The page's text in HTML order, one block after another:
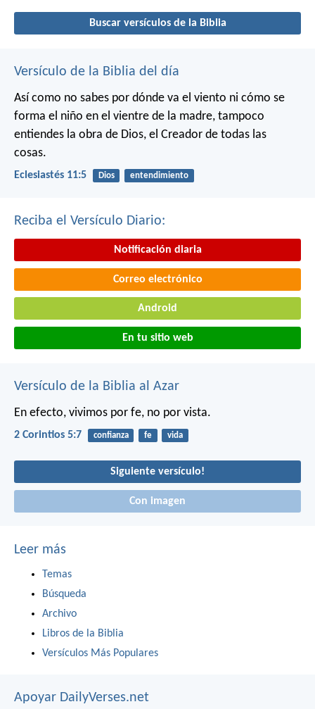
Buscar versículos de la Biblia
Versículo de la Biblia del día
Así como no sabes por dónde va el viento ni cómo se
forma el niño en el vientre de la madre, tampoco
entiendes la obra de Dios, el Creador de todas las
cosas.
Eclesiastés 11:5 Dios entendimiento
Reciba el Versículo Diario:
Notificación diaria
Correo electrónico
Android
En tu sitio web
Versículo de la Biblia al Azar
En efecto, vivimos por fe, no por vista.
2 Corintios 5:7 confianza fe vida
Siguiente versículo!
Con imagen
Leer más
Temas
Búsqueda
Archivo
Libros de la Biblia
Versículos Más Populares
Apoyar DailyVerses.net